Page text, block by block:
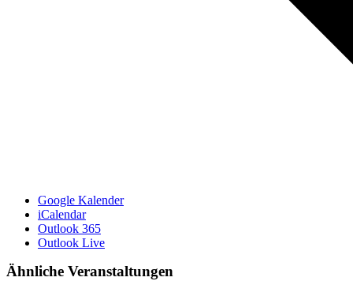
Google Kalender
iCalendar
Outlook 365
Outlook Live
Ähnliche Veranstaltungen